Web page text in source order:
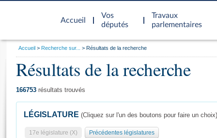
Accueil
d'accueil
Vos
députés
Travaux
parlementaires
Général
Vous
Accueil Recherche sur... Résultats de la recherche
Résultats de la recherche
166753 résultats trouvés
LÉGISLATURE (Cliquez sur l'un des boutons pour faire un choix)
17e législature (X) Précédentes législatures